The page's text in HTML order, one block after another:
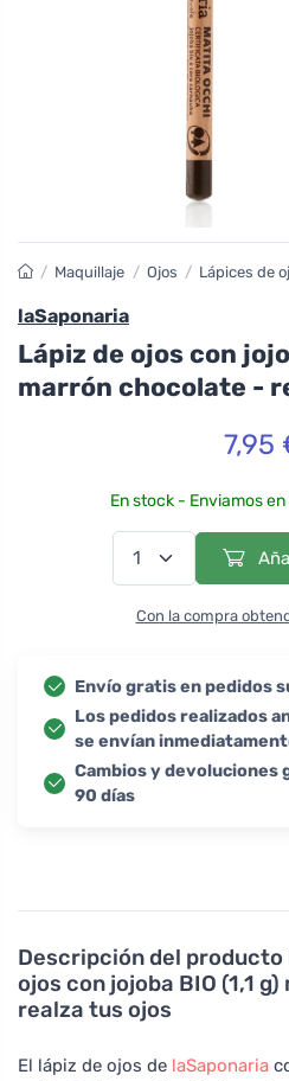
Descripción del producto
ojos con jojoba BIO (1,1
realza tus ojos
El lápiz de ojos de laSaponaria
/ Maquillaje / Ojos / Lápices de
laSaponaria
Lápiz de ojos con
marrón chocolate -
7,95
En stock - Enviamos
Con la compra
Envío gratis en pedidos
Los pedidos realizados
se envían
Cambios y
90 días